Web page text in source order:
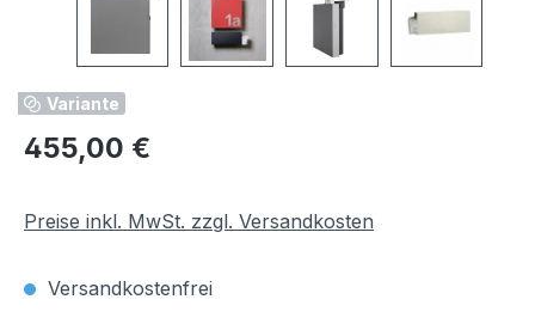
Variante
Regulärer Preis:
455,00 €
Preise inkl. MwSt. zzgl. Versandkosten
Versandkostenfrei